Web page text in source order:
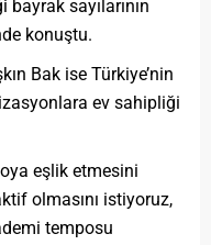
bayrak sayılarının
konuştu.
Bak ise Türkiye’nin
ev sahipliği
eşlik etmesini
olmasını istiyoruz,
temposu